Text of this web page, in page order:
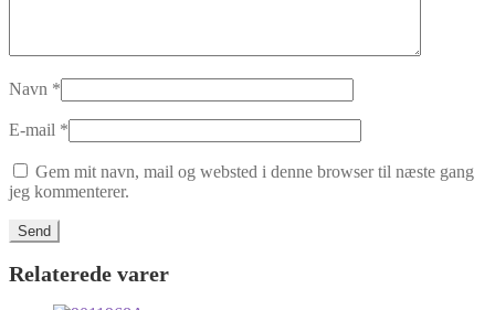
Navn *
E-mail *
Gem mit navn, mail og websted i denne browser til næste gang
jeg kommenterer.
Relaterede varer